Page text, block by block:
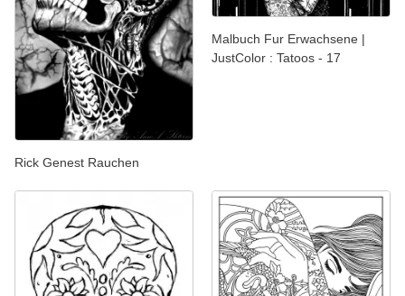
Rick Genest Rauchen
Malbuch Fur Erwachsene |
JustColor : Tatoos - 17